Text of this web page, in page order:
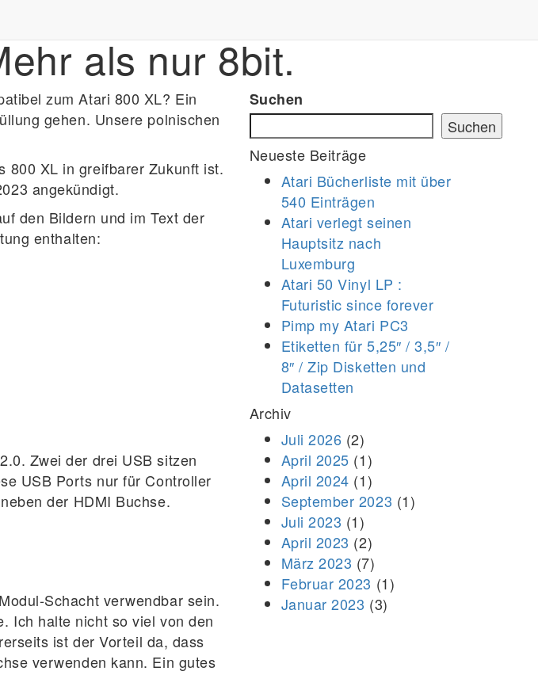
als nur 8bit.
zum Atari 800 XL? Ein
gehen. Unsere polnischen
800 XL in greifbarer Zukunft ist.
angekündigt.
den Bildern und im Text der
enthalten:
Zwei der drei USB sitzen
USB Ports nur für Controller
der HDMI Buchse.
Schacht verwendbar sein.
Ich halte nicht so viel von den
ist der Vorteil da, dass
verwenden kann. Ein gutes
Suchen
Suchen
Neueste Beiträge
Atari Bücherliste mit über
540 Einträgen
Atari verlegt seinen
Hauptsitz nach
Luxemburg
Atari 50 Vinyl LP :
Futuristic since forever
Pimp my Atari PC3
Etiketten für 5,25″ / 3,5″ /
8″ / Zip Disketten und
Datasetten
Archiv
Juli 2026 (2)
April 2025 (1)
April 2024 (1)
September 2023 (1)
Juli 2023 (1)
April 2023 (2)
März 2023 (7)
Februar 2023 (1)
Januar 2023 (3)